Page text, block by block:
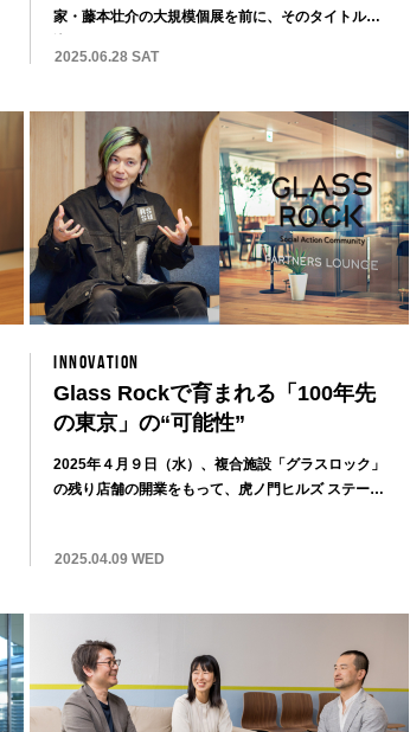
家・藤本壮介の大規模個展を前に、そのタイトルに
2025.06.28 SAT
INNOVATION
Glass Rockで育まれる「100年先
の東京」の“可能性”
2025年４月９日（水）、複合施設「グラスロック」
の残り店舗の開業をもって、虎ノ門ヒルズ ステーシ
2025.04.09 WED